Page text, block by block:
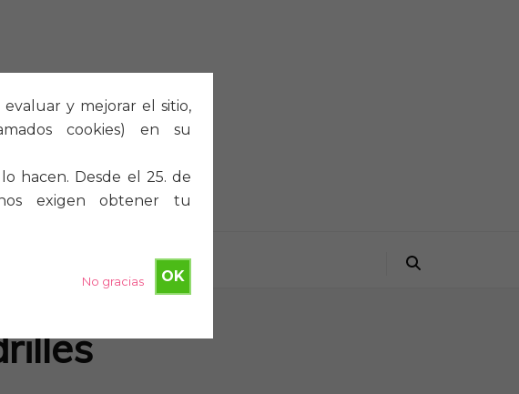
y mejorar el sitio,
cookies) en su
hacen. Desde el 25. de
exigen obtener tu
OK
No gracias